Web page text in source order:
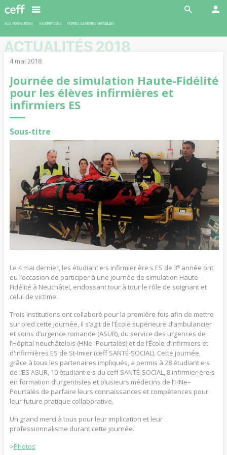
NOS FORMATIONS INSCRIPTIONS PORTES OUVERTES VIRTUELLES
ACTUALITÉS 2018
4 mai 2018
Journée de simulation Haute-Fidélité
pour les élèves infirmières et
infirmiers ES
Sous-titre
Le 4 mai dernier, les étudiant·e·s infirmier·ère·s ES de 3e année ont
eu l’occasion de participer à une journée de simulation Haute-
Fidélité à Neuchâtel, endossant tour à tour le rôle de soignant et
celui de victime.
Trois institutions ont collaboré pour la première fois afin de mettre
sur pied cette journée, il s’agit de l’École supérieure d’ambulancier
et soins d’urgence romande (ASUR), du service des urgences de
l’Hôpital neuchâtelois (HNe–Pourtalès) et de l’École d’infirmiers et
d'infirmières ES de St-Imier (ceff SANTÉ-SOCIAL). Cette journée,
grâce à tous les partenaires impliqués, a permis à 28 étudiant·e·s
de l’ES ASUR, 10 étudiant·e·s du ceff SANTÉ-SOCIAL, 8 infirmier·ère·s
en formation d’urgentistes et plusieurs médecins de l’HNe–
Pourtalès de parfaire leurs connaissances et compétences pour
leur future pratique collaborative.
Un grand merci à tous pour leur implication et leur
professionnalisme durant cette journée.
>Photos